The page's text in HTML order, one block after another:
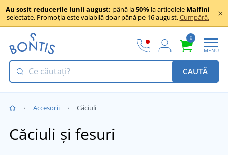
Au sosit reducerile lunii august: până la50% la articolele Malfini
selectate. Promoția este valabilă doar până pe 16 august.Cumpără.
0
MENU
CAUTĂ
Accesorii Căciuli
Căciuli și fesuri